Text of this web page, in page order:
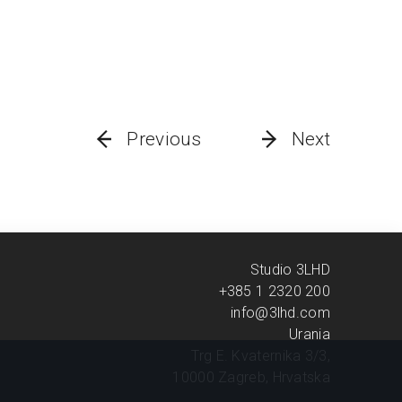
Next
Previous
Studio 3LHD
+385 1 2320 200
info@3lhd.com
Urania